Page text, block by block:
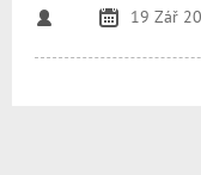
19 Zář